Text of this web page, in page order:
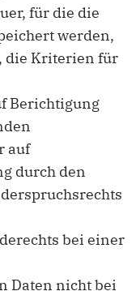
für die die
werden,
die Kriterien für
Berichtigung
auf
durch den
bei einer
Daten nicht bei